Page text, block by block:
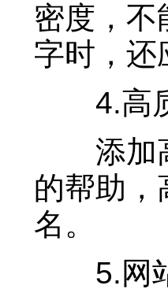
密度，不
字时，还
4.高质
添加高
的帮助，
名。
5.网站